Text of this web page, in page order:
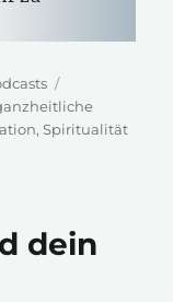
,Spiritualität
dein